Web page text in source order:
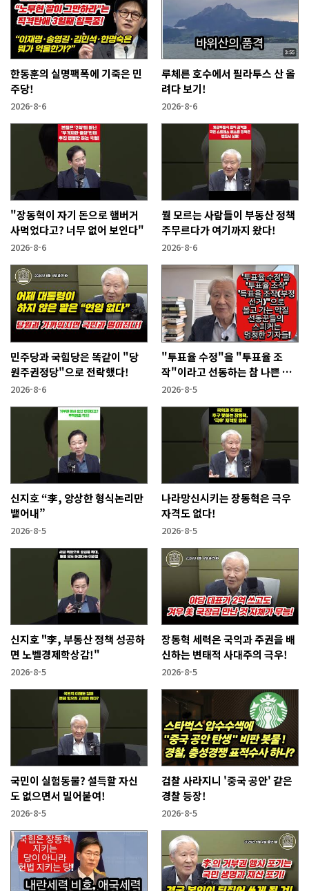
한동훈의 실명팩폭에 기죽은 민
주당!
2026-8-6
루체른 호수에서 필라투스 산 올
려다 보기!
2026-8-6
"장동혁이 자기 돈으로 햄버거
사먹었다고? 너무 없어 보인다"
2026-8-6
뭘 모르는 사람들이 부동산 정책
주무르다가 여기까지 왔다!
2026-8-6
민주당과 국힘당은 똑같이 "당
원주권정당"으로 전락했다!
2026-8-6
"투표율 수정"을 "투표율 조
작"이라고 선동하는 참 나쁜 사
람들!
2026-8-5
신지호 “李, 앙상한 형식논리만
뱉어내”
2026-8-5
나라망신시키는 장동혁은 극우
자격도 없다!
2026-8-5
신지호 "李, 부동산 정책 성공하
면 노벨경제학상감!"
2026-8-5
장동혁 세력은 국익과 주권을 배
신하는 변태적 사대주의 극우!
2026-8-5
국민이 실험동물? 설득할 자신
도 없으면서 밀어붙여!
2026-8-5
검찰 사라지니 '중국 공안' 같은
경찰 등장!
2026-8-5